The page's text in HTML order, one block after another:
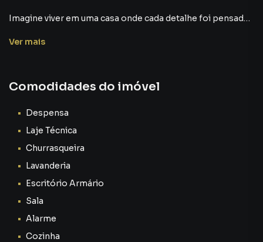
Ver mais
Comodidades do imóvel
Despensa
Laje Técnica
Churrasqueira
Lavanderia
Escritório Armário
Sala
Alarme
Cozinha